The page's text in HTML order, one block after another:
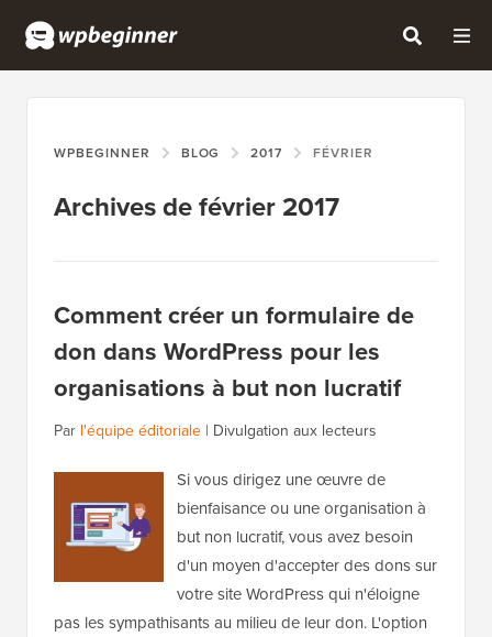
WPBEGINNER BLOG 2017 FÉVRIER
Archives de février 2017
Comment créer un formulaire de
don dans WordPress pour les
organisations à but non lucratif
Par l'équipe éditoriale | Divulgation aux lecteurs
Si vous dirigez une œuvre de
bienfaisance ou une organisation à
but non lucratif, vous avez besoin
d'un moyen d'accepter des dons sur
votre site WordPress qui n'éloigne
pas les sympathisants au milieu de leur don. L'option